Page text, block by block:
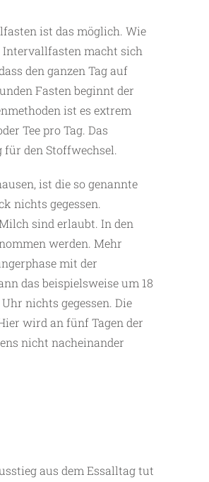
ist das möglich. Wie
Intervallfasten macht sich
den ganzen Tag auf
Fasten beginnt der
ist es extrem
Tee pro Tag. Das
den Stoffwechsel.
ist die so genannte
nichts gegessen.
sind erlaubt. In den
werden. Mehr
mit der
das beispielsweise um 18
nichts gegessen. Die
wird an fünf Tagen der
nicht nacheinander
aus dem Essalltag tut